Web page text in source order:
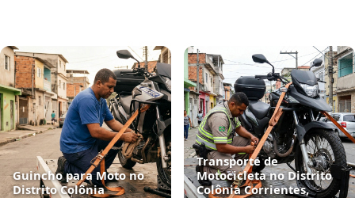
Guincho para Moto no
Distrito Colônia
Transporte de
Motocicleta no Distrito
Colônia Corrientes,